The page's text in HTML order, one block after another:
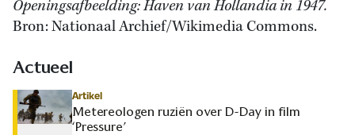
Openingsafbeelding: Haven van Hollandia in 1947.
Bron: Nationaal Archief/Wikimedia Commons.
Actueel
Artikel
Metereologen ruziën over D-Day in film
‘Pressure’